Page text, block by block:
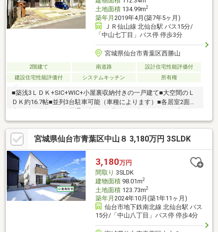
土地面積134.99m2
築年月 2019年4月(築7年5ヶ月)
ＪＲ仙山線 北仙台駅 バス15分/
「中山七丁目」バス停 停歩3分
宮城県仙台市青葉区西勝山
2階建て 南道路
設計住宅性能評価付
建設住宅性能評価付
システムキッチン 所有権
■築浅3ＬＤＫ+SIC+WIC+小屋裏収納付きの一戸建て■大空間のＬ
ＤＫ約16.7帖■並列3台駐車可能（車種によります）■各居室2面採
光につき陽当たり・風通し良好■簡易的な工事で4LDKにも変更可
能（有償対応）■洗面室は化粧台2箇所・導線の良いファミリーク
ローゼット付き■長期優良住宅認定物件（耐震等級3、断熱等性能
等級5） ■売主によるアフターサービス保証・定期点検サービス
継承可能
宮城県仙台市青葉区中山８ 3,180万円 3SLDK
3,180万円
間取り 3SLDK
建物面積98.01m2
土地面積123.73m2
築年月 2024年10月(築1年11ヶ月)
仙台市地下鉄南北線 北仙台駅 バス
15分/「中山八丁目」バス停 停歩4分